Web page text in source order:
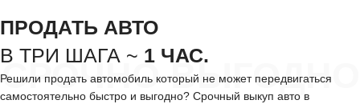
СРОЧНО ВЫГОДНО
ПРОДАТЬ АВТО
В ТРИ ШАГА ~ 1 ЧАС.
Решили продать автомобиль который не может передвигаться
самостоятельно быстро и выгодно? Срочный выкуп авто в